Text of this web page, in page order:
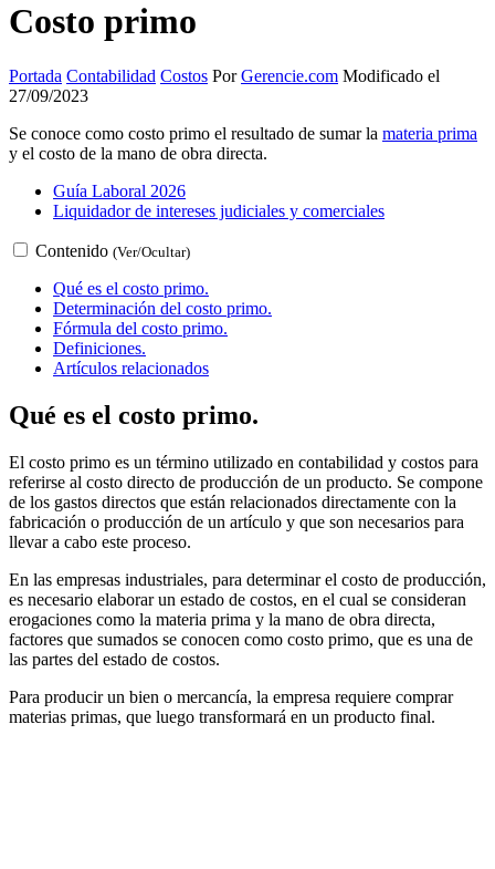
Costo primo
Portada Contabilidad Costos PorGerencie.com Modificado el
27/09/2023
Se conoce como costo primo el resultado de sumar la materia prima
y el costo de la mano de obra directa.
Guía Laboral 2026
Liquidador de intereses judiciales y comerciales
Contenido (Ver/Ocultar)
Qué es el costo primo.
Determinación del costo primo.
Fórmula del costo primo.
Definiciones.
Artículos relacionados
Qué es el costo primo.
El costo primo es un término utilizado en contabilidad y costos para
referirse al costo directo de producción de un producto. Se compone
de los gastos directos que están relacionados directamente con la
fabricación o producción de un artículo y que son necesarios para
llevar a cabo este proceso.
En las empresas industriales, para determinar el costo de producción,
es necesario elaborar un estado de costos, en el cual se consideran
erogaciones como la materia prima y la mano de obra directa,
factores que sumados se conocen como costo primo, que es una de
las partes del estado de costos.
Para producir un bien o mercancía, la empresa requiere comprar
materias primas, que luego transformará en un producto final.